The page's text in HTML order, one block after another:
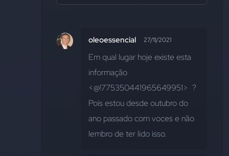
oleoessencial 27/11/2021
Em qual lugar hoje existe esta
informação
<@!775350441965649951>  ?
Pois estou desde outubro do
ano passado com voces e não
lembro de ter lido isso.